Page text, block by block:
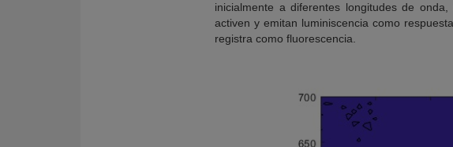
inicialmente a diferentes longitudes de
activen y emitan luminiscencia como
registra como fluorescencia.